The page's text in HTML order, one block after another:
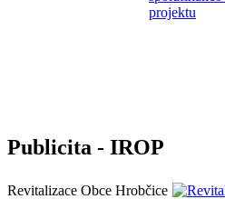
Publicita - IROP
Revitalizace Obce Hrobčice